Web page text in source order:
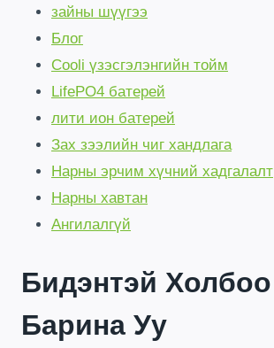
LOWEST
STOCK!
зайны шүүгээ
Блог
Cooli үзэсгэлэнгийн тойм
LifePO4 батерей
лити ион батерей
Зах зээлийн чиг хандлага
Нарны эрчим хүчний хадгалалт
Нарны хавтан
Ангилалгүй
Бидэнтэй Холбоо
Барина Уу